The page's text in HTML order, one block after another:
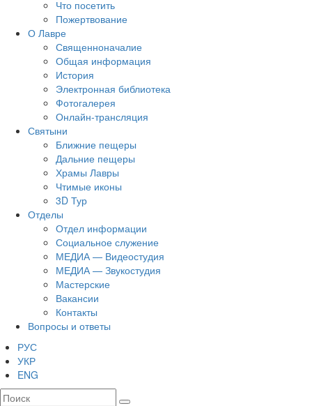
Что посетить
Пожертвование
О Лавре
Священноначалие
Общая информация
История
Электронная библиотека
Фотогалерея
Онлайн-трансляция
Святыни
Ближние пещеры
Дальние пещеры
Храмы Лавры
Чтимые иконы
3D Тур
Отделы
Отдел информации
Социальное служение
МЕДИА — Видеостудия
МЕДИА — Звукостудия
Мастерские
Вакансии
Контакты
Вопросы и ответы
РУС
УКР
ENG